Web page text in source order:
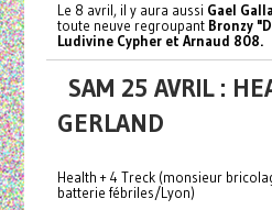
Le 8 avril, il y aura aussi Gael
toute neuve regroupant Bronzy
Ludivine Cypher et Arnaud 808.
SAM 25 AVRIL :
GERLAND
Health + 4 Treck (monsieur
batterie fébriles/Lyon)